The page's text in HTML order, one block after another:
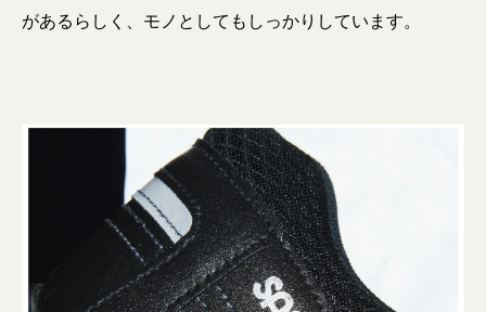
があるらしく、モノとしてもしっかりしています。